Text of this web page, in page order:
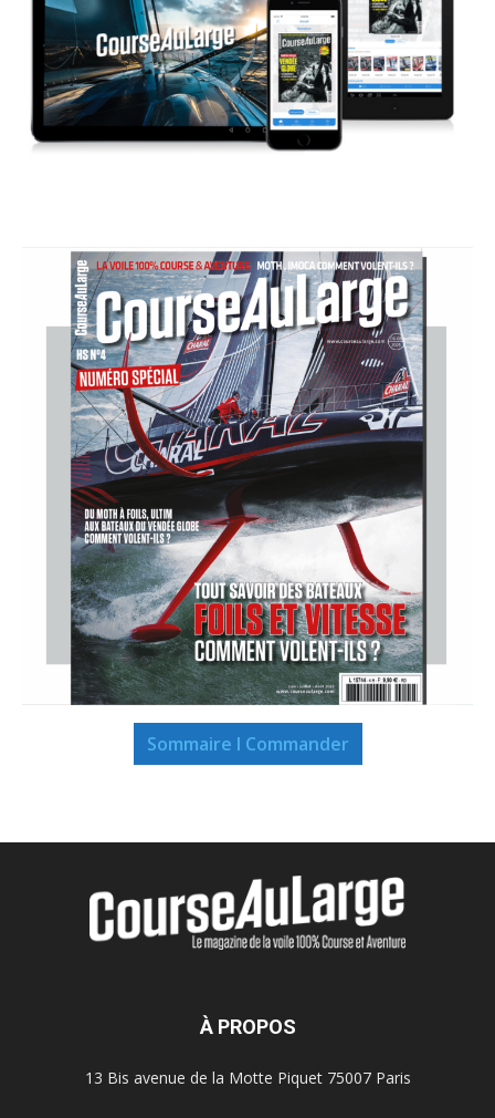
Sommaire I Commander
À PROPOS
13 Bis avenue de la Motte Piquet 75007 Paris